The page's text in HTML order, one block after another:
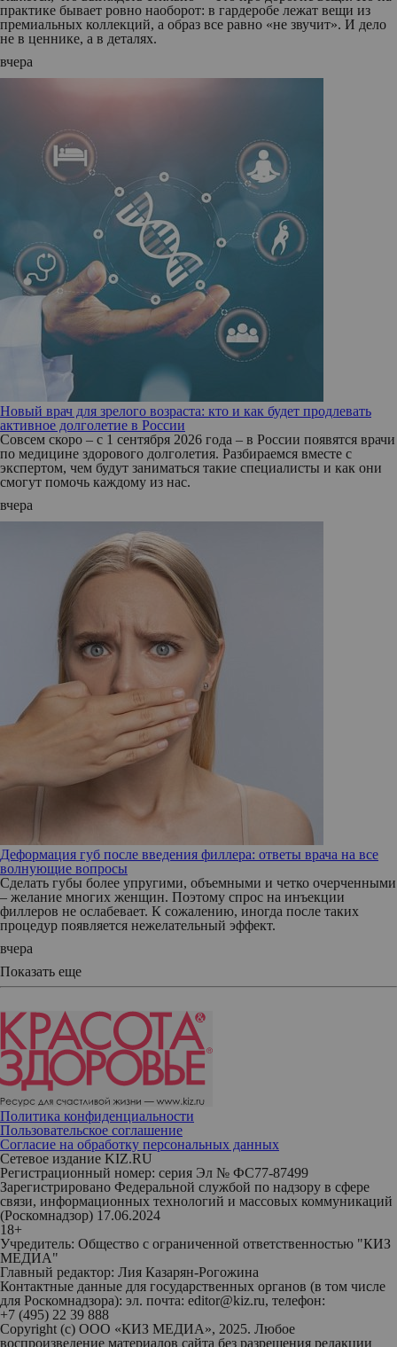
практике бывает ровно наоборот: в гардеробе лежат вещи из
премиальных коллекций, а образ все равно «не звучит». И дело
не в ценнике, а в деталях.
вчера
Новый врач для зрелого возраста: кто и как будет продлевать
активное долголетие в России
Совсем скоро – с 1 сентября 2026 года – в России появятся врачи
по медицине здорового долголетия. Разбираемся вместе с
экспертом, чем будут заниматься такие специалисты и как они
смогут помочь каждому из нас.
вчера
Деформация губ после введения филлера: ответы врача на все
волнующие вопросы
Сделать губы более упругими, объемными и четко очерченными
– желание многих женщин. Поэтому спрос на инъекции
филлеров не ослабевает. К сожалению, иногда после таких
процедур появляется нежелательный эффект.
вчера
Показать еще
Политика конфиденциальности
Пользовательское соглашение
Согласие на обработку персональных данных
Сетевое издание KIZ.RU
Регистрационный номер: серия Эл № ФС77-87499
Зарегистрировано Федеральной службой по надзору в сфере
связи, информационных технологий и массовых коммуникаций
(Роскомнадзор) 17.06.2024
18+
Учредитель: Общество с ограниченной ответственностью "КИЗ
МЕДИА"
Главный редактор: Лия Казарян-Рогожина
Контактные данные для государственных органов (в том числе
для Роскомнадзора): эл. почта: editor@kiz.ru, телефон:
+7 (495) 22 39 888
Copyright (с) ООО «КИЗ МЕДИА», 2025. Любое
воспроизведение материалов сайта без разрешения редакции